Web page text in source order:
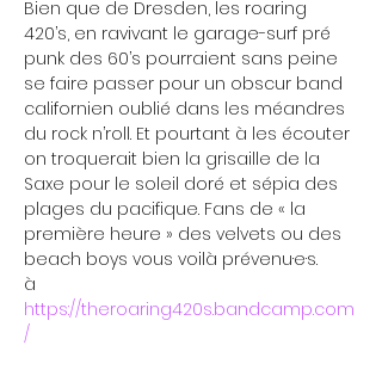
Bien que de Dresden, les roaring
420’s, en ravivant le garage-surf pré
punk des 60’s pourraient sans peine
se faire passer pour un obscur band
californien oublié dans les méandres
du rock n’roll. Et pourtant à les écouter
on troquerait bien la grisaille de la
Saxe pour le soleil doré et sépia des
plages du pacifique. Fans de « la
première heure » des velvets ou des
beach boys vous voilà prévenu·e·s.
à
https://theroaring420s.bandcamp.com
/